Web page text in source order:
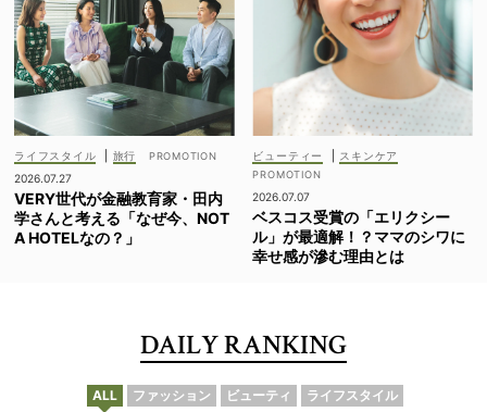
ライフスタイル
旅行
2026.07.27
VERY世代が金融教育家・田内
学さんと考える「なぜ今、NOT
A HOTELなの？」
ビューティー スキンケア
2026.07.07
ベスコス受賞の「エリクシー
ル」が最適解！？ママのシワに
幸せ感が滲む理由とは
DAILY RANKING
ALL ファッション ビューティ ライフスタイル